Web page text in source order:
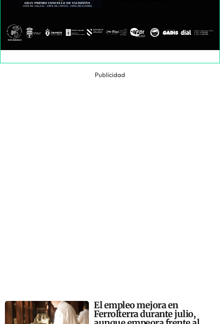
Publicidad
El empleo mejora en
Ferrolterra durante julio,